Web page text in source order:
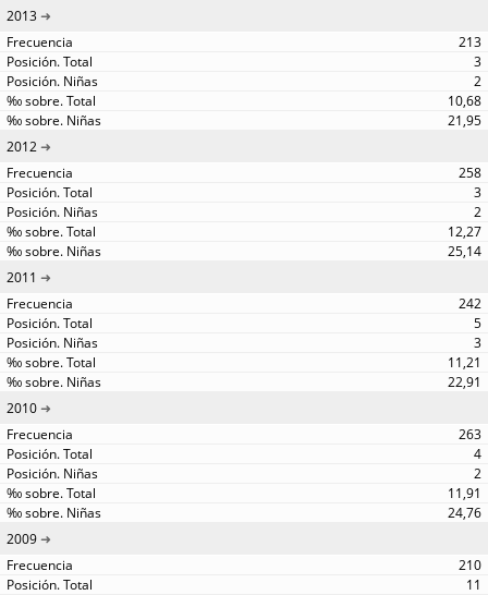
2013
213
3
2
10,68
21,95
2012
258
3
2
12,27
25,14
2011
242
5
3
11,21
22,91
2010
263
4
2
11,91
24,76
2009
210
11